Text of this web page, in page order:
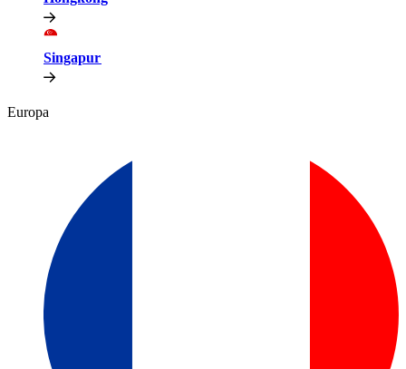
Singapur​​
Europa​​